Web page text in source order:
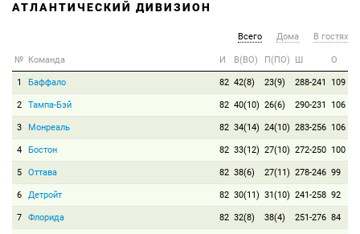
АТЛАНТИЧЕСКИЙ ДИВИЗИОН
Всего Дома В гостях
№ Команда И В(ВО) П(ПО) Ш О
1 Баффало 82 42(8) 23(9) 288-241 109
2 Тампа-Бэй 82 40(10) 26(6) 290-231 106
3 Монреаль 82 34(14) 24(10) 283-256 106
4 Бостон 82 33(12) 27(10) 272-250 100
5 Оттава 82 38(6) 27(11) 278-246 99
6 Детройт 82 30(11) 31(10) 241-258 92
7 Флорида 82 32(8) 38(4) 251-276 84